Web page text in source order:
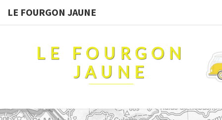
LE FOURGON JAUNE
LE FOURGON
JAUNE